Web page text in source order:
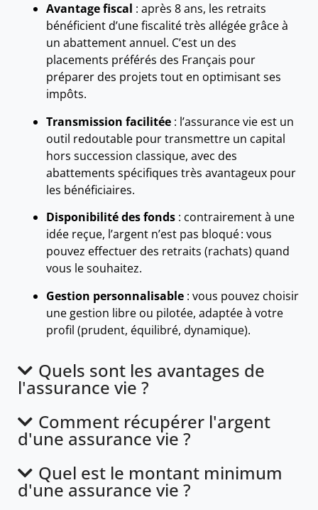
Avantage fiscal : après 8 ans, les retraits
bénéficient d’une fiscalité très allégée grâce à
un abattement annuel. C’est un des
placements préférés des Français pour
préparer des projets tout en optimisant ses
impôts.
Transmission facilitée : l’assurance vie est un
outil redoutable pour transmettre un capital
hors succession classique, avec des
abattements spécifiques très avantageux pour
les bénéficiaires.
Disponibilité des fonds : contrairement à une
idée reçue, l’argent n’est pas bloqué : vous
pouvez effectuer des retraits (rachats) quand
vous le souhaitez.
Gestion personnalisable : vous pouvez choisir
une gestion libre ou pilotée, adaptée à votre
profil (prudent, équilibré, dynamique).
Quels sont les avantages de
l'assurance vie ?
Comment récupérer l'argent
d'une assurance vie ?
Quel est le montant minimum
d'une assurance vie ?